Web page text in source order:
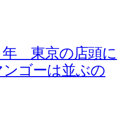
年 東京の店頭に
ゴーは並ぶの